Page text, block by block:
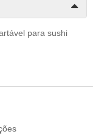
para sushi